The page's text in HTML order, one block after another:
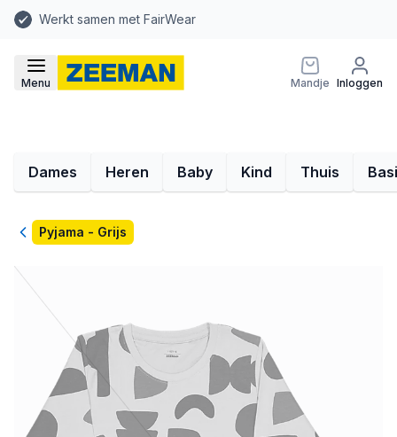
Werkt samen met FairWear
Menu Mandje Inloggen
Dames Heren Baby Kind Thuis
TerugPyjama - Grijs